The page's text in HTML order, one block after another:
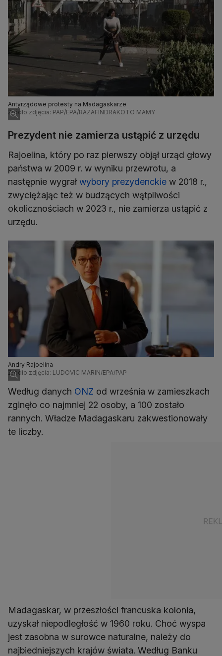
Antyrządowe protesty na Madagaskarze
Źródło zdjęcia: PAP/EPA/RAZAFINDRAKOTO MAMY
Prezydent nie zamierza ustąpić z urzędu
Rajoelina, który po raz pierwszy objął urząd głowy
państwa w 2009 r. w wyniku przewrotu, a
następnie wygrałwybory prezydenckie w 2018 r.,
zwyciężając też w budzących wątpliwości
okolicznościach w 2023 r., nie zamierza ustąpić z
urzędu.
Andry Rajoelina
Źródło zdjęcia: LUDOVIC MARIN/EPA/PAP
Według danych ONZ od września w zamieszkach
zginęło co najmniej 22 osoby, a 100 zostało
rannych. Władze Madagaskaru zakwestionowały
te liczby.
Madagaskar, w przeszłości francuska kolonia,
uzyskał niepodległość w 1960 roku. Choć wyspa
jest zasobna w surowce naturalne, należy do
najbiedniejszych krajów świata. Według Banku